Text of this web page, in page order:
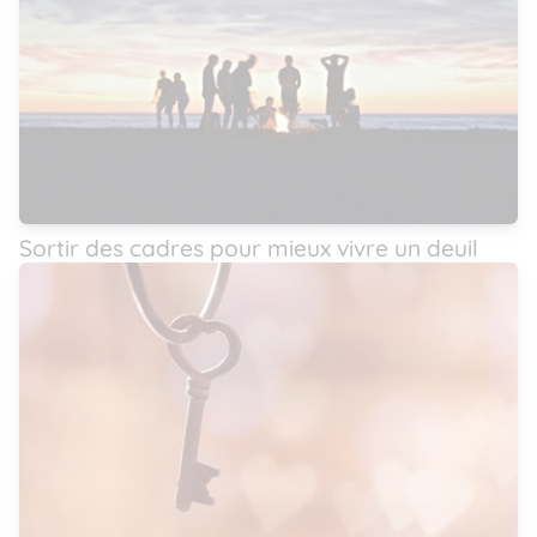
Sortir des cadres pour mieux vivre un deuil